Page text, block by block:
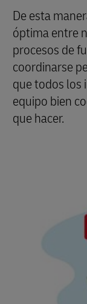
De esta
óptima entre
procesos de
coordinarse
que todos los
equipo bien
que hacer.